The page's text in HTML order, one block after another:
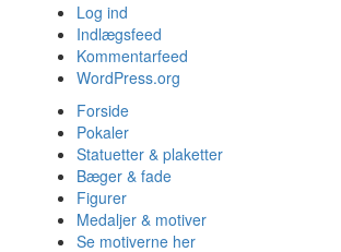
Log ind
Indlægsfeed
Kommentarfeed
WordPress.org
Forside
Pokaler
Statuetter & plaketter
Bæger & fade
Figurer
Medaljer & motiver
Se motiverne her